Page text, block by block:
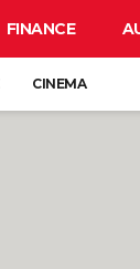
FINANCE
CINEMA